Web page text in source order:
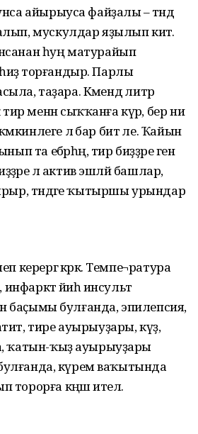
айырыуса файҙалы – тәндә
мускулдар яҙылып китә.
һуң матурайып
һиҙә торғандыр. Парлы
таҙара. Кәмендә литр
менән сыҡҡанға күрә, бер ни
лә бар бит әле. Ҡайын
та ебәрһәң, тир биҙҙәре генә
лә актив эшләй башлар,
тәндәге ҡытыршы урындар
керергә кәрәк. Темпе¬ратура
инфаркт йәиһә инсульт
баҫымы булғанда, эпилепсия,
тире ауырыуҙары, күҙ,
ҡатын-ҡыҙ ауырыуҙары
булғанда, күрем ваҡытында
кәңәш ителә.